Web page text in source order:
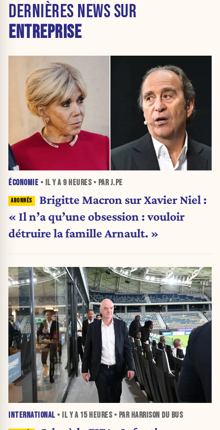
DERNIÈRES NEWS SUR
ENTREPRISE
ÉCONOMIE • IL Y A 9 HEURES• PAR J.PE
Brigitte Macron sur Xavier Niel :
« Il n’a qu’une obsession : vouloir
détruire la famille Arnault. »
INTERNATIONAL • IL Y A 15 HEURES• PAR HARRISON DU BUS